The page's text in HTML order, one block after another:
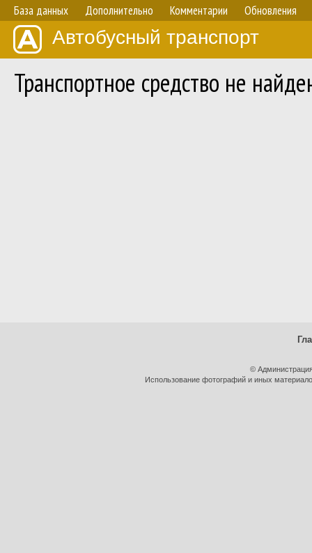
База данных Дополнительно Комментарии Обновления
Автобусный транспорт
Транспортное средство не
©
Использование фотографий и иных